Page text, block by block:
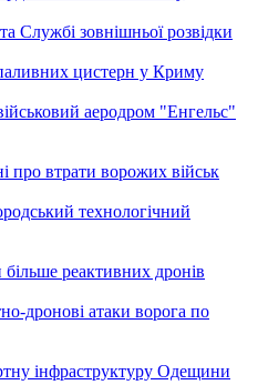
Службі зовнішньої розвідки
цистерн у Криму
аеродром "Енгельс"
про втрати ворожих військ
технологічний
більше реактивних дронів
дронові атаки ворога по
інфраструктуру Одещини